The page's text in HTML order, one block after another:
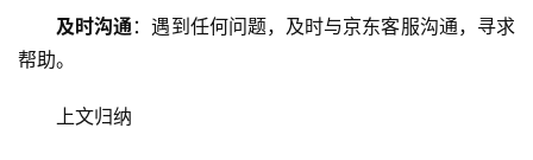
维
及时沟通：遇到任何问题，及时与京东客服沟通，寻求
帮助。
上文归纳